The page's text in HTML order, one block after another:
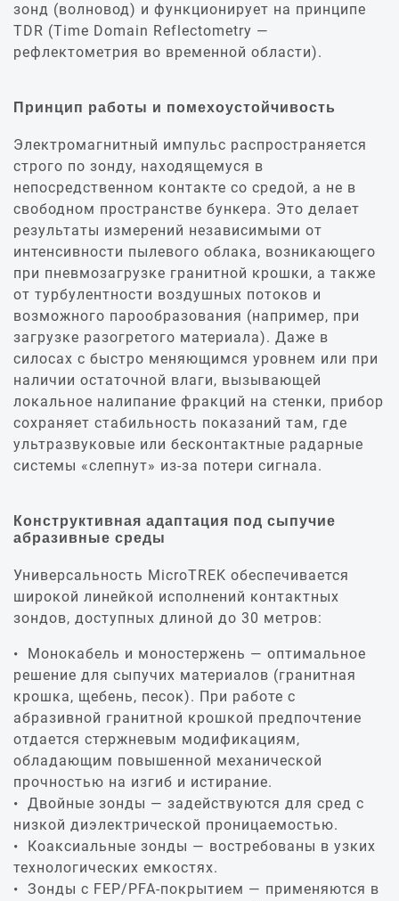
зонд (волновод) и функционирует на принципе
TDR (Time Domain Reflectometry —
рефлектометрия во временной области).
Принцип работы и помехоустойчивость
Электромагнитный импульс распространяется
строго по зонду, находящемуся в
непосредственном контакте со средой, а не в
свободном пространстве бункера. Это делает
результаты измерений независимыми от
интенсивности пылевого облака, возникающего
при пневмозагрузке гранитной крошки, а также
от турбулентности воздушных потоков и
возможного парообразования (например, при
загрузке разогретого материала). Даже в
силосах с быстро меняющимся уровнем или при
наличии остаточной влаги, вызывающей
локальное налипание фракций на стенки, прибор
сохраняет стабильность показаний там, где
ультразвуковые или бесконтактные радарные
системы «слепнут» из-за потери сигнала.
Конструктивная адаптация под сыпучие
абразивные среды
Универсальность MicroTREK обеспечивается
широкой линейкой исполнений контактных
зондов, доступных длиной до 30 метров:
Монокабель и моностержень — оптимальное
решение для сыпучих материалов (гранитная
крошка, щебень, песок). При работе с
абразивной гранитной крошкой предпочтение
отдается стержневым модификациям,
обладающим повышенной механической
прочностью на изгиб и истирание.
Двойные зонды — задействуются для сред с
низкой диэлектрической проницаемостью.
Коаксиальные зонды — востребованы в узких
технологических емкостях.
Зонды с FEP/PFA-покрытием — применяются в